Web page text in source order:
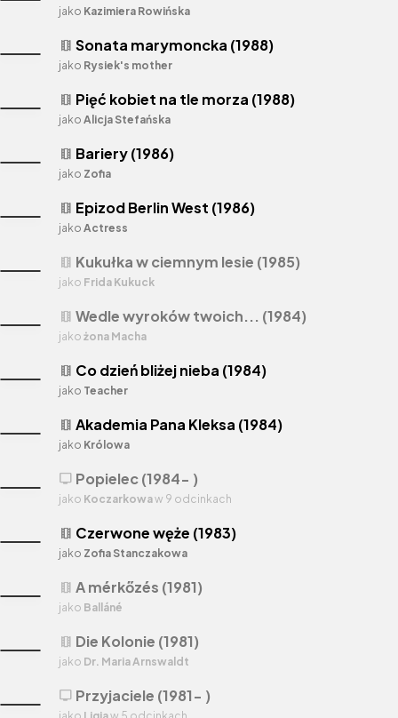
theaters Bariery (1986)
jako Zofia
theaters Wedle wyroków twoich... (1984)
jako żona Macha
jako Kazimiera Rowińska
theaters Sonata marymoncka (1988)
jako Rysiek's mother
theaters Epizod Berlin West (1986)
jako Actress
theaters A mérkőzés (1981)
jako Balláné
theaters Kukułka w ciemnym lesie (1985)
jako Frida Kukuck
theaters Die Kolonie (1981)
jako Dr. Maria Arnswaldt
theaters Czerwone węże (1983)
jako Zofia Stanczakowa
theaters Co dzień bliżej nieba (1984)
jako Teacher
theaters Akademia Pana Kleksa (1984)
jako Królowa
theaters Pięć kobiet na tle morza (1988)
jako Alicja Stefańska
tv Popielec (1984- )
jako Koczarkowaw 9 odcinkach
tv Przyjaciele (1981- )